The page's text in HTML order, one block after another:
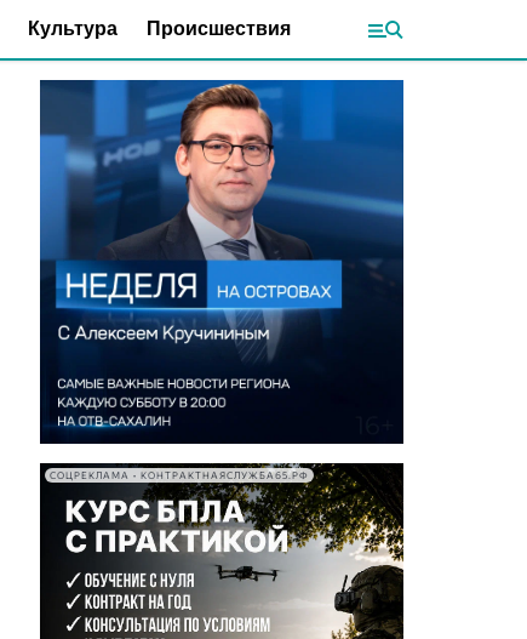
Культура Происшествия
СОЦРЕКЛАМА • КОНТРАКТНАЯСЛУЖБА65.РФ